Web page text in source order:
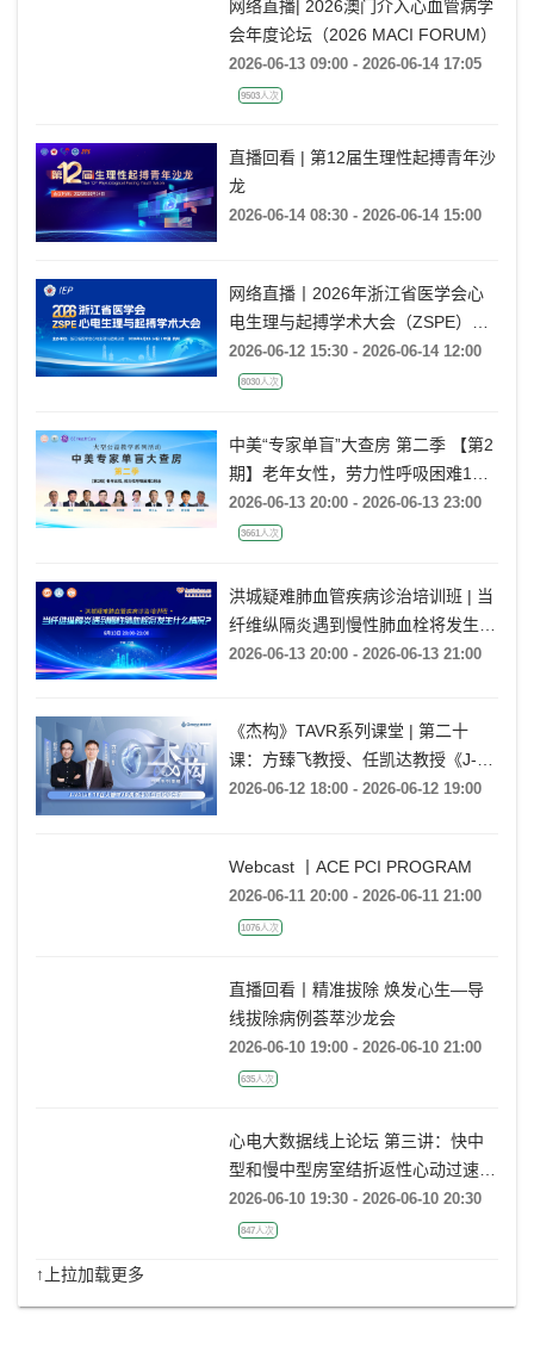
网络直播| 2026澳门介入心血管病学
会年度论坛（2026 MACI FORUM）
直播回看 | 第12届生理性起搏青年沙
龙
网络直播丨2026年浙江省医学会心
电生理与起搏学术大会（ZSPE）
——科普论坛
中美“专家单盲”大查房 第二季 【第2
期】老年女性，劳力性呼吸困难1月
余
洪城疑难肺血管疾病诊治培训班 | 当
纤维纵隔炎遇到慢性肺血栓将发生什
么情况?
《杰构》TAVR系列课堂 | 第二十
课：方臻飞教授、任凯达教授《J-
Webcast 丨ACE PCI PROGRAM
直播回看丨精准拔除 焕发心生—导
线拔除病例荟萃沙龙会
2026-06-10 19:00 - 2026-06-10 21:00
心电大数据线上论坛 第三讲：快中
型和慢中型房室结折返性心动过速的
动态心电图大数据案例分析
2026-06-10 19:30 - 2026-06-10 20:30